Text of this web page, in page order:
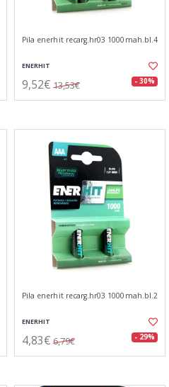
Pila enerhit recarg.hr03 1000mah.bl.4
ENERHIT
9,52€ 13,53€ - 30%
Pila enerhit recarg.hr03 1000mah.bl.2
ENERHIT
4,83€ 6,79€ - 29%